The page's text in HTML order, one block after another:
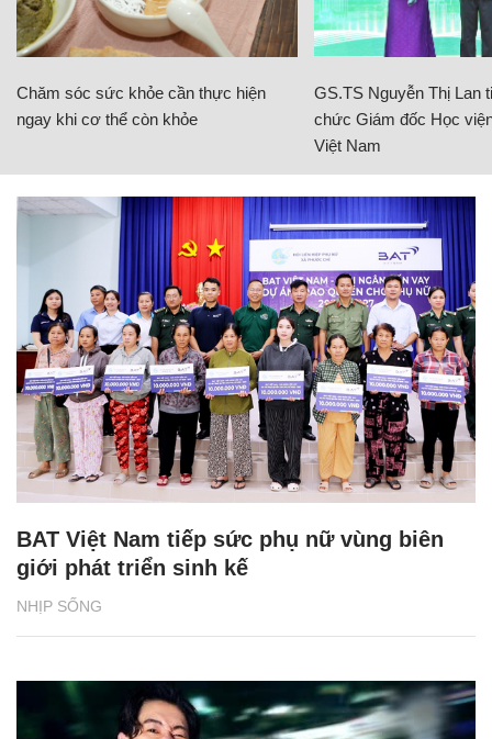
Chăm sóc sức khỏe cần thực hiện
ngay khi cơ thể còn khỏe
GS.TS Nguyễn Thị Lan
chức Giám đốc Học
Việt Nam
NHỊP SỐNG
BAT Việt Nam tiếp sức phụ nữ vùng biên
giới phát triển sinh kế